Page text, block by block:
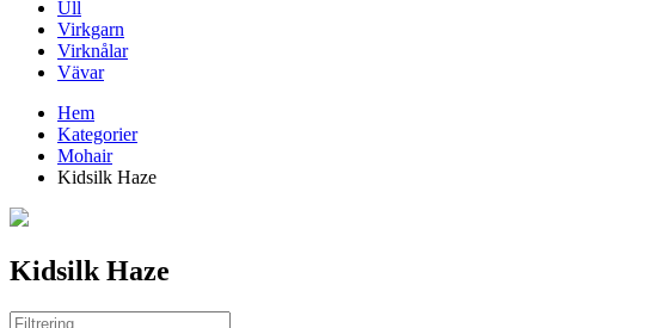
Ull
Virkgarn
Virknålar
Vävar
Hem
Kategorier
Mohair
Kidsilk Haze
Kidsilk Haze